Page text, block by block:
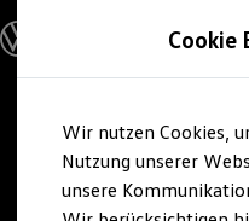
Hauptinhalt
springen
Footer
springen
Modelle und
Konfigurator
Modelle
Elektroautos
ENERGY
Nutzfahrzeuge
SUV und CUV
Cookie
Wir nutzen Cookies,
Nutzung unserer
unsere